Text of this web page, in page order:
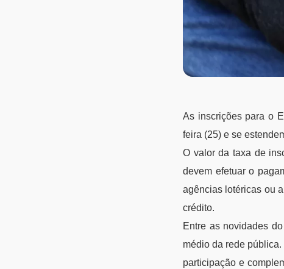
As inscrições para o
feira (25) e se
O valor da taxa de
devem efetuar o
agências lotéricas ou
crédito.
Entre as novidades
médio da rede
participação e